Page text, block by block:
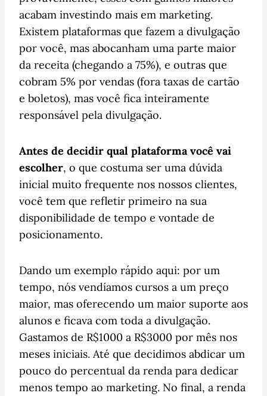
acabam investindo mais em marketing.
Existem plataformas que fazem a divulgação
por você, mas abocanham uma parte maior
da receita (chegando a 75%), e outras que
cobram 5% por vendas (fora taxas de cartão
e boletos), mas você fica inteiramente
responsável pela divulgação.
Antes de decidir qual plataforma você vai
escolher, o que costuma ser uma dúvida
inicial muito frequente nos nossos clientes,
você tem que refletir primeiro na sua
disponibilidade de tempo e vontade de
posicionamento.
Dando um exemplo rápido aqui: por um
tempo, nós vendíamos cursos a um preço
maior, mas oferecendo um maior suporte aos
alunos e ficava com toda a divulgação.
Gastamos de R$1000 a R$3000 por mês nos
meses iniciais. Até que decidimos abdicar um
pouco do percentual da renda para dedicar
menos tempo ao marketing. No final, a renda